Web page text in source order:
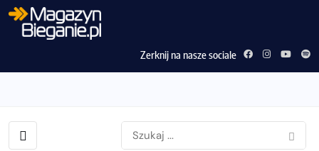
Zerknij na nasze sociale